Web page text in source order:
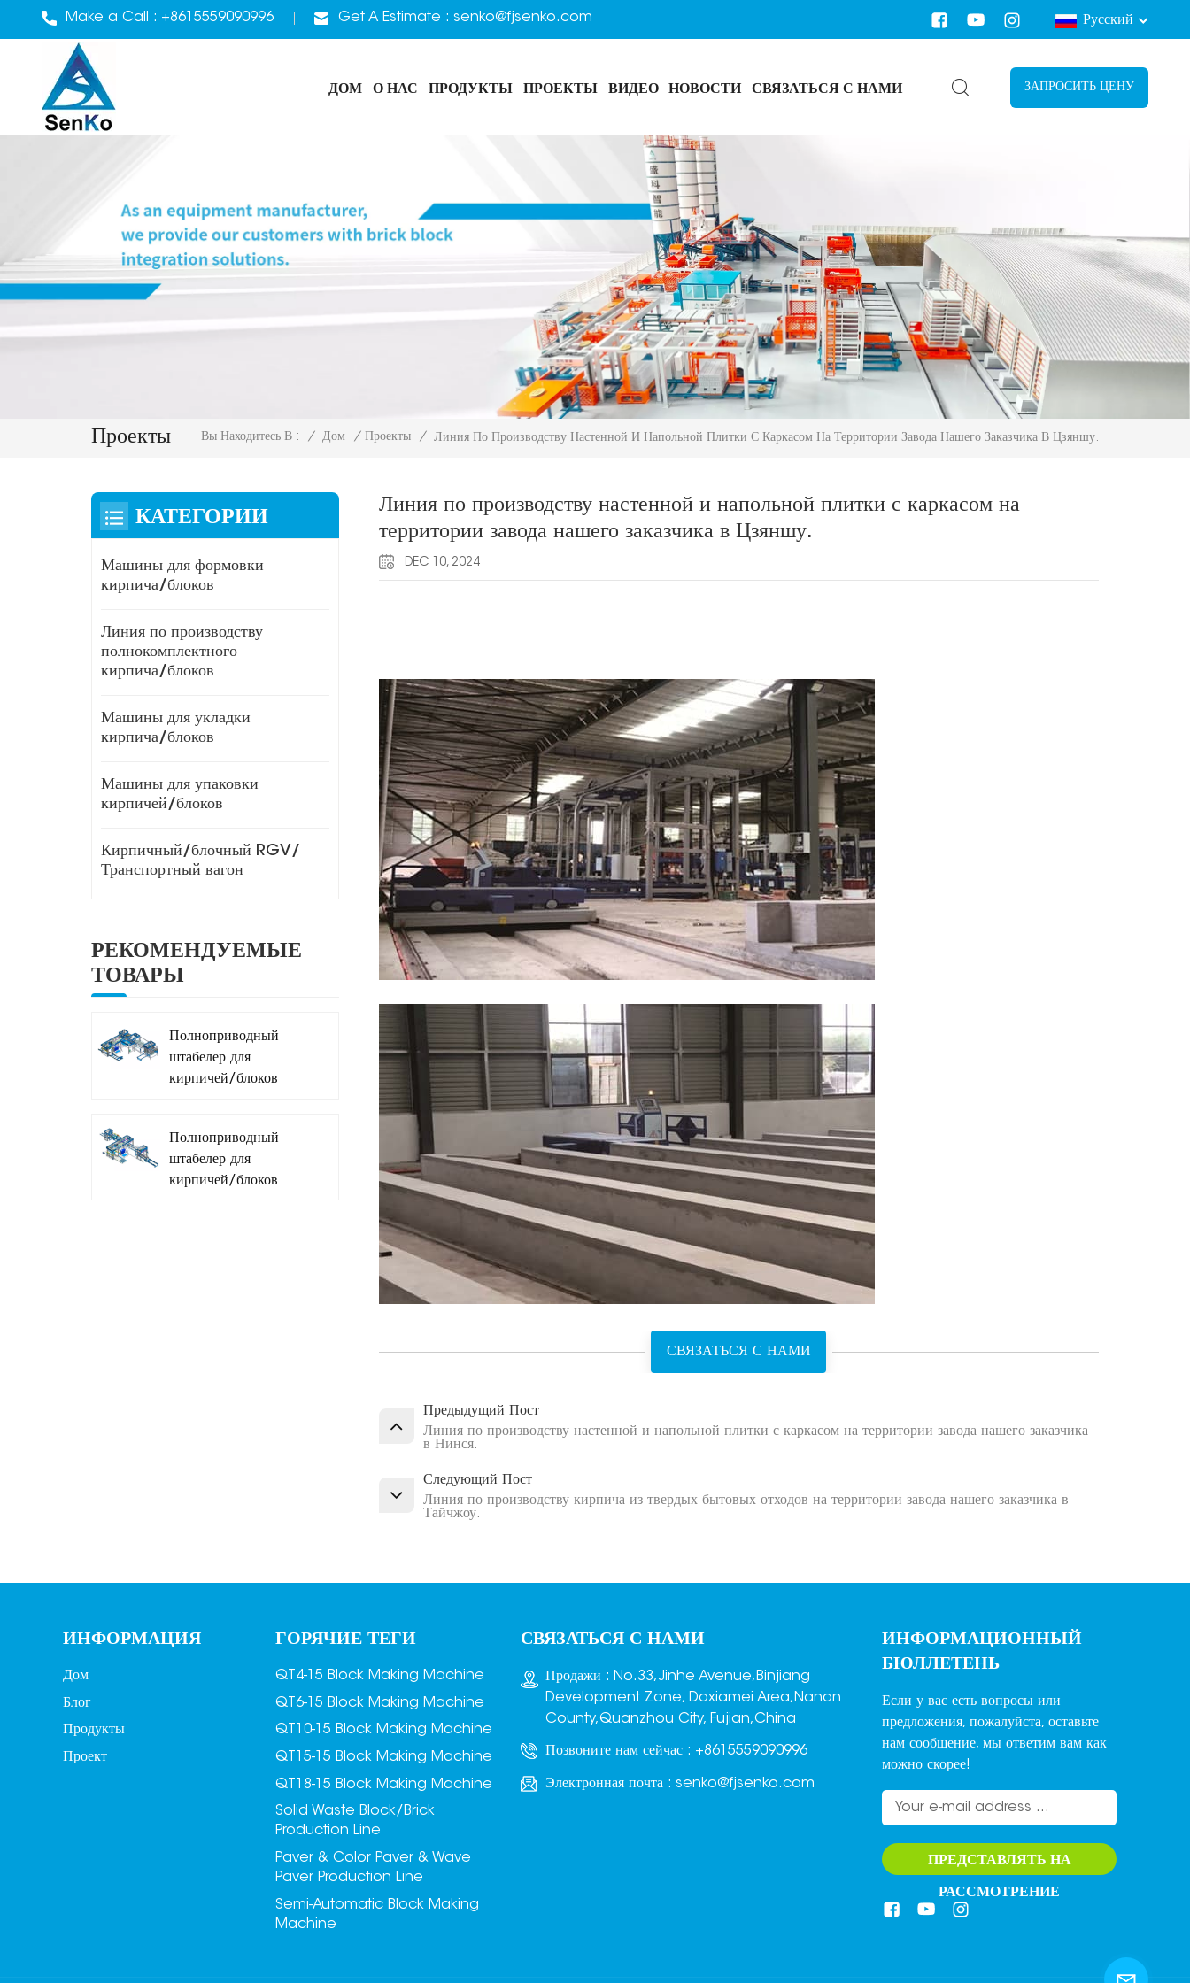
Make a Call : +8615559090996 Get A Estimate : senko@fjsenko.com Русский
ДОМ О НАС ПРОДУКТЫ ПРОЕКТЫ ВИДЕО НОВОСТИ СВЯЗАТЬСЯ С НАМИ ЗАПРОСИТЬ ЦЕНУ
Проекты Вы Находитесь В : / Дом / Проекты / Линия По Производству Настенной И Напольной Плитки С Каркасом На Территории Завода Нашего Заказчика В Цзяншу.
Линия по производству настенной и напольной плитки с каркасом на
территории завода нашего заказчика в Цзяншу.
DEC 10, 2024
СВЯЗАТЬСЯ С НАМИ
Предыдущий Пост
Линия по производству настенной и напольной плитки с каркасом на территории завода нашего заказчика
в Нинся.
Следующий Пост
Линия по производству кирпича из твердых бытовых отходов на территории завода нашего заказчика в
Тайчжоу.
КАТЕГОРИИ
Машины для формовки
кирпича/блоков
Линия по производству
полнокомплектного
кирпича/блоков
Машины для укладки
кирпича/блоков
Машины для упаковки
кирпичей/блоков
Кирпичный/блочный RGV/
Транспортный вагон
РЕКОМЕНДУЕМЫЕ
ТОВАРЫ
Полноприводный
штабелер для
кирпичей/блоков
Полноприводный
штабелер для
кирпичей/блоков
ИНФОРМАЦИЯ
Дом
Блог
Продукты
Проект
ГОРЯЧИЕ ТЕГИ
QT4-15 Block Making Machine
QT6-15 Block Making Machine
QT10-15 Block Making Machine
QT15-15 Block Making Machine
QT18-15 Block Making Machine
Solid Waste Block/Brick
Production Line
Paver & Color Paver & Wave
Paver Production Line
Semi-Automatic Block Making
Machine
СВЯЗАТЬСЯ С НАМИ
Продажи : No.33,Jinhe Avenue,Binjiang
Development Zone, Daxiamei Area,Nanan
County,Quanzhou City, Fujian,China
Позвоните нам сейчас : +8615559090996
Электронная почта : senko@fjsenko.com
ИНФОРМАЦИОННЫЙ
БЮЛЛЕТЕНЬ
Если у вас есть вопросы или
предложения, пожалуйста, оставьте
нам сообщение, мы ответим вам как
можно скорее!
ПРЕДСТАВЛЯТЬ НА
РАССМОТРЕНИЕ